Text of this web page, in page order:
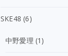
SKE48 (6)
中野愛理 (1)